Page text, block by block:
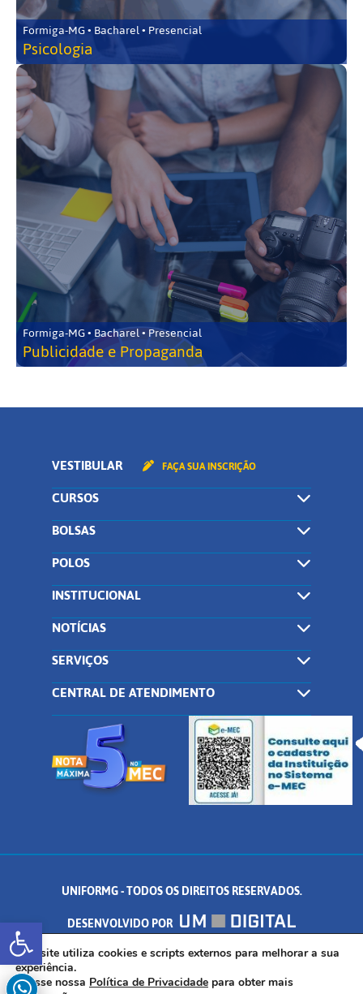
Abrir a barra de ferramentas
Formiga-MG • Bacharel • Presencial
Psicologia
Formiga-MG • Bacharel • Presencial
Publicidade e Propaganda
VESTIBULAR FAÇA SUA INSCRIÇÃO
CURSOS
BOLSAS
POLOS
INSTITUCIONAL
NOTÍCIAS
SERVIÇOS
CENTRAL DE ATENDIMENTO
UNIFORMG - TODOS OS DIREITOS RESERVADOS.
DESENVOLVIDO POR
AV. DR. ARNALDO DE SENNA, 328 - PALMEIRAS, FORMIGA/MG - CEP:
35.574.530
Este site utiliza cookies e scripts externos para melhorar a sua
experiência.
Acesse nossa Política de Privacidade para obter mais